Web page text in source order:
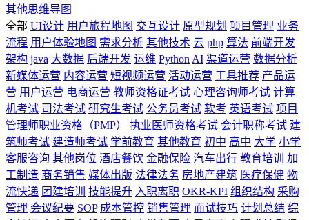
其他思维导图
全部 UI设计 用户旅程地图 交互设计 原型规划 项目管理 业务
流程 用户体验地图 需求分析 其他技术 云 php 算法 前端开发
架构 java 大数据 后端开发 运维 Python AI 渠道运营 数据分析
新媒体运营 内容运营 短视频运营 活动运营 工具推荐 产品运
营 用户运营 电商运营 教师资格证考试 心理咨询师考试 计算
机考试 司法考试 研究生考试 公务员考试 软考 英语考试 项目
管理师职业资格（PMP）
执业医师资格考试 会计职称考试 建
筑师考试 建造师考试 学前教育 其他教育 初中 高中 大学 小学
客服咨询 其他岗位 酒店餐饮 金融保险 汽车出行 教育培训
加
工制造 商务销售 媒体出版 法律法务 房地产建筑 医疗保健 物
流快递 团建培训 技能提升 入职离职 OKR-KPI 组织结构 采购
管理 会议纪要 SOP 成本管控 销售管理 面试技巧 计划总结 综